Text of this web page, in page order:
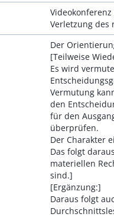
Verletzung des
Der
[Teilweise
Es wird
Vermutung
den
für den
überprüfen.
Der Charakter
Das folgt
materiellen
sind.]
[Ergänzung:]
Daraus folgt